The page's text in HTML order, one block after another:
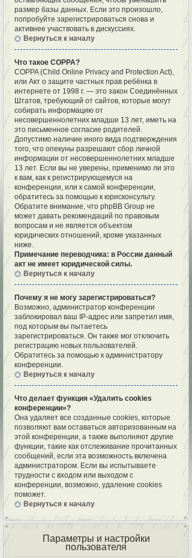
размер базы данных. Если это произошло,
попробуйте зарегистрироваться снова и
активнее участвовать в дискуссиях.
Вернуться к началу
Что такое COPPA?
COPPA (Child Online Privacy and Protection Act),
или Акт о защите частных прав ребёнка в
интернете от 1998 г. — это закон Соединённых
Штатов, требующий от сайтов, которые могут
собирать информацию от
несовершеннолетних младше 13 лет, иметь на
это письменное согласие родителей.
Допустимо наличие иного вида подтверждения
того, что опекуны разрешают сбор личной
информации от несовершеннолетних младше
13 лет. Если вы не уверены, применимо ли это
к вам, как к регистрирующемуся на
конференции, или к самой конференции,
обратитесь за помощью к юрисконсульту.
Обратите внимание, что phpBB Group не
может давать рекомендаций по правовым
вопросам и не является объектом
юридических отношений, кроме указанных
ниже.
Примечание переводчика: в России данный
акт не имеет юридической силы.
Вернуться к началу
Почему я не могу зарегистрироваться?
Возможно, администратор конференции
заблокировал ваш IP-адрес или запретил имя,
под которым вы пытаетесь
зарегистрироваться. Он также мог отключить
регистрацию новых пользователей.
Обратитесь за помощью к администратору
конференции.
Вернуться к началу
Что делает функция «Удалить cookies
конференции»?
Она удаляет все созданные cookies, которые
позволяют вам оставаться авторизованным на
этой конференции, а также выполняют другие
функции, такие как отслеживание прочитанных
сообщений, если эта возможность включена
администратором. Если вы испытываете
трудности с входом или выходом с
конференции, возможно, удаление cookies
поможет.
Вернуться к началу
Параметры и настройки
пользователя